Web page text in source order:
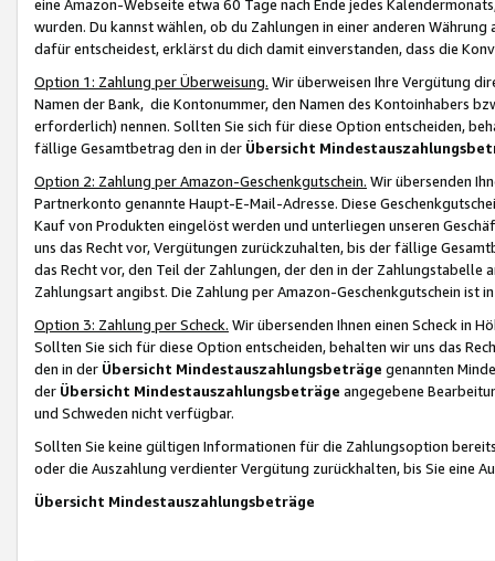
eine Amazon-Webseite etwa 60 Tage nach Ende jedes
wurden. Du kannst wählen, ob du Zahlungen in einer anderen
dafür entscheidest, erklärst du dich damit einverstanden, dass die
Option 1: Zahlung per Überweisung. Wir überweisen Ihre Vergütung
Namen der Bank, die Kontonummer, den Namen des Kontoinhabers
erforderlich) nennen. Sollten Sie sich für diese Option entscheiden,
fällige Gesamtbetrag den in der Übersicht
Option 2: Zahlung per Amazon-Geschenkgutschein. Wir übersenden
Partnerkonto genannte Haupt-E-Mail-Adresse. Diese
Kauf von Produkten eingelöst werden und unterliegen unseren
uns das Recht vor, Vergütungen zurückzuhalten, bis der fällige
das Recht vor, den Teil der Zahlungen, der den in der
Zahlungsart angibst. Die Zahlung per Amazon-Geschenkgutschein ist
Option 3: Zahlung per Scheck. Wir übersenden Ihnen einen Scheck in
Sollten Sie sich für diese Option entscheiden, behalten wir uns das
den in der Übersicht Mindestauszahlungsbeträge genannten
der Übersicht Mindestauszahlungsbeträge angegebene
und Schweden nicht verfügbar.
Sollten Sie keine gültigen Informationen für die Zahlungsoption
oder die Auszahlung verdienter Vergütung zurückhalten, bis Sie
Übersicht Mindestauszahlungsbeträge